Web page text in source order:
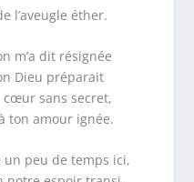
l’aveugle éther.
m’a dit résignée
Dieu préparait
sans secret,
ton amour ignée.
peu de temps ici,